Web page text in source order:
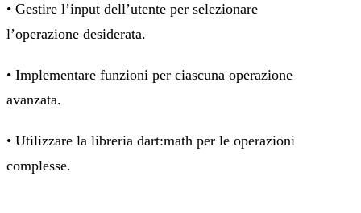
• Gestire l’input dell’utente per selezionare
l’operazione desiderata.
• Implementare funzioni per ciascuna operazione
avanzata.
• Utilizzare la libreria dart:math per le operazioni
complesse.